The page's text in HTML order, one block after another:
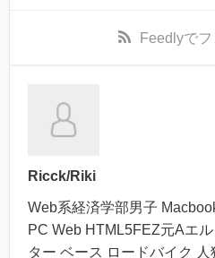
Feedlyでフ
Ricck/Riki
Web系経済学部男子
PC Web HTML5FEZ元Aエ
ター ベース ロードバイク 人